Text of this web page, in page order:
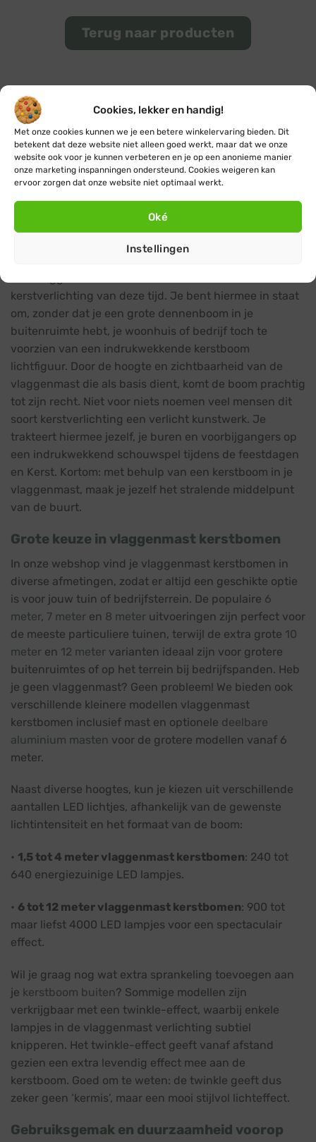
Cookies, lekker en handig!
Met onze cookies kunnen we je een betere winkelervaring bieden. Dit
betekent dat deze website niet alleen goed werkt, maar dat we onze
website ook voor je kunnen verbeteren en je op een anonieme manier
onze marketing inspanningen ondersteund. Cookies weigeren kan
ervoor zorgen dat onze website niet optimaal werkt.
Oké
Instellingen
Terug naar producten
Koop je Fairybell of Twinkly vlaggenmast
kerstboom online
Bij KerstverlichtingBuiten.com vind je een uitgebreid
assortiment hoogwaardige vlaggenmast kerstbomen
van gerenommeerde merken. Of je nu kiest voor warm
witte of gekleurde lampjes, deze statige blikvangers
toveren jouw vlaggenmast om tot een magische
kerstboom die iedereen versteld doet staan.
Een verlicht kunstwerk in je buitenruimte
kerstverlichting van deze tijd. Je bent hiermee in staat
om, zonder dat je een grote dennenboom in je
buitenruimte hebt, je woonhuis of bedrijf toch te
voorzien van een indrukwekkende kerstboom
lichtfiguur. Door de hoogte en zichtbaarheid van de
vlaggenmast die als basis dient, komt de boom prachtig
tot zijn recht. Niet voor niets noemen veel mensen dit
soort kerstverlichting een verlicht kunstwerk. Je
trakteert hiermee jezelf, je buren en voorbijgangers op
een indrukwekkend schouwspel tijdens de feestdagen
en Kerst. Kortom: met behulp van een kerstboom in je
vlaggenmast, maak je jezelf het stralende middelpunt
van de buurt.
Grote keuze in vlaggenmast kerstbomen
In onze webshop vind je vlaggenmast kerstbomen in
diverse afmetingen, zodat er altijd een geschikte optie
is voor jouw tuin of bedrijfsterrein. De populaire 6
meter, 7 meter en 8 meter uitvoeringen zijn perfect voor
de meeste particuliere tuinen, terwijl de extra grote 10
meter en 12 meter varianten ideaal zijn voor grotere
buitenruimtes of op het terrein bij bedrijfspanden. Heb
je geen vlaggenmast? Geen probleem! We bieden ook
verschillende kleinere modellen vlaggenmast
kerstbomen inclusief mast en optionele deelbare
aluminium masten voor de grotere modellen vanaf 6
meter.
Naast diverse hoogtes, kun je kiezen uit verschillende
aantallen LED lichtjes, afhankelijk van de gewenste
lichtintensiteit en het formaat van de boom:
• 1,5 tot 4 meter vlaggenmast kerstbomen: 240 tot
640 energiezuinige LED lampjes.
• 6 tot 12 meter vlaggenmast kerstbomen: 900 tot
maar liefst 4000 LED lampjes voor een spectaculair
effect.
Wil je graag nog wat extra sprankeling toevoegen aan
je kerstboom buiten? Sommige modellen zijn
verkrijgbaar met een twinkle-effect, waarbij enkele
lampjes in de vlaggenmast verlichting subtiel
knipperen. Het twinkle-effect geeft vanaf afstand
gezien een extra levendig effect mee aan de
kerstboom. Goed om te weten: de twinkle geeft dus
zeker geen ‘kermis’, maar een mooi stijlvol lichteffect.
Gebruiksgemak en duurzaamheid voorop